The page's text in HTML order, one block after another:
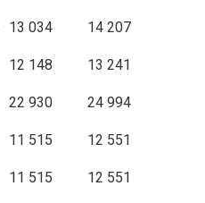
13 034 14 207
12 148 13 241
22 930
24 994
11 515 12 551
11 515 12 551